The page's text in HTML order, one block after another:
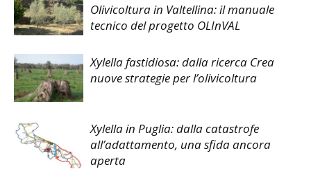
Olivicoltura in Valtellina: il manuale
tecnico del progetto OLInVAL
Xylella fastidiosa: dalla ricerca Crea
nuove strategie per l’olivicoltura
Xylella in Puglia: dalla catastrofe
all’adattamento, una sfida ancora
aperta